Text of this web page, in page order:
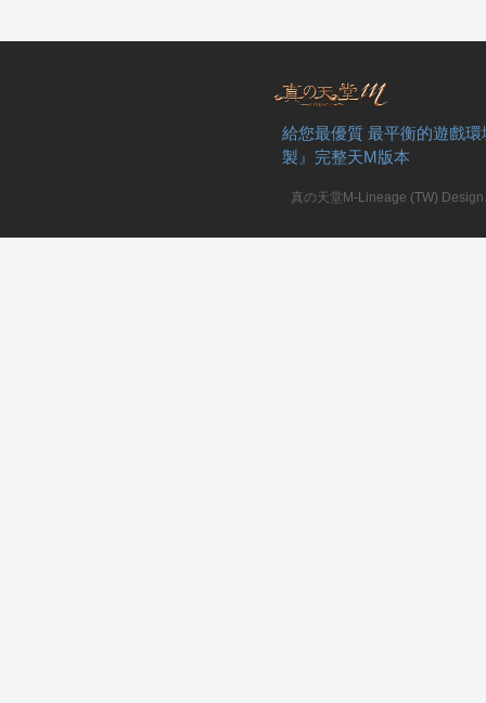
給您最優質 最平衡的遊戲
製』完整天M版本
真の天堂M-Lineage (TW)